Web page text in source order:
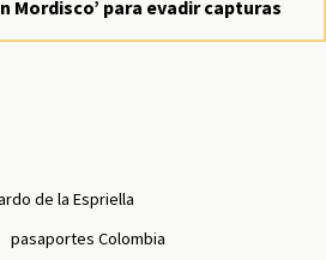
Mordisco’ para evadir capturas
de la Espriella
pasaportes Colombia